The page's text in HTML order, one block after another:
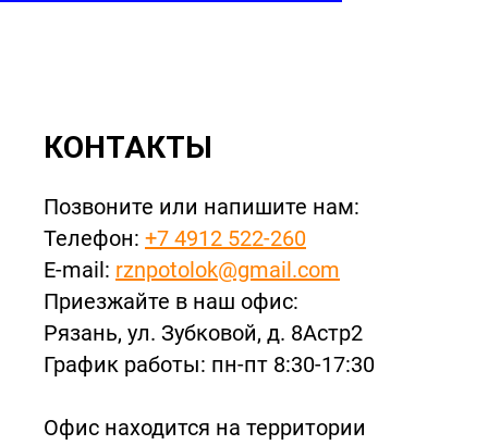
КОНТАКТЫ
Позвоните или напишите нам:
Телефон: +7 4912 522-260
E-mail: rznpotolok@gmail.com
Приезжайте в наш офис:
Рязань, ул. Зубковой, д. 8Астр2
График работы: пн-пт 8:30-17:30
Офис находится на территории